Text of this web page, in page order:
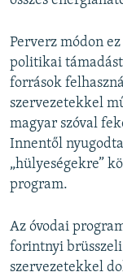
Perverz módon
politikai
források
szervezetekkel
magyar szóval
Innentől
„hülyeségekre”
program.
Az óvodai
forintnyi
szervezetekkel